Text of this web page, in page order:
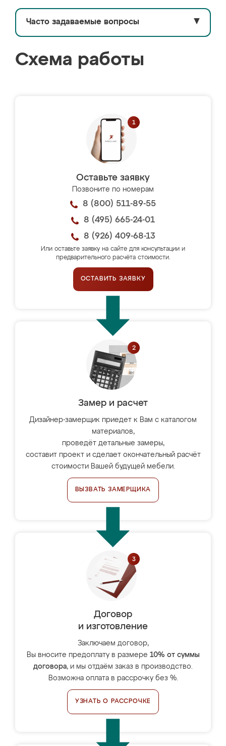
Часто задаваемые вопросы ▼
Схема работы
Оставьте заявку
Позвоните по номерам
8 (800) 511-89-55
8 (495) 665-24-01
8 (926) 409-68-13
Или оставьте заявку на сайте для консультации и
предварительного расчёта стоимости.
ОСТАВИТЬ ЗАЯВКУ
Замер и расчет
Дизайнер-замерщик приедет к Вам с каталогом
материалов,
проведёт детальные замеры,
составит проект и сделает окончательный расчёт
стоимости Вашей будущей мебели.
ВЫЗВАТЬ ЗАМЕРЩИКА
Договор
и изготовление
Заключаем договор,
Вы вносите предоплату в размере 10% от суммы
договора, и мы отдаём заказ в производство.
Возможна оплата в рассрочку без %.
УЗНАТЬ О РАССРОЧКЕ